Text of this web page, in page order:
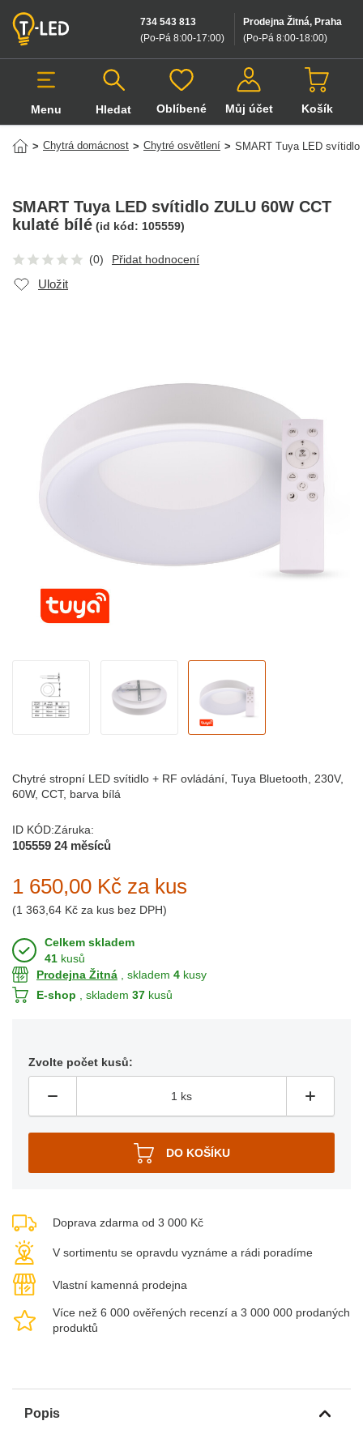
Prodejna Žitná, Praha
(Po-Pá 8:00-18:00)
734 543 813
(Po-Pá 8:00-17:00)
Menu Hledat
Hledat v produktech
Oblíbené Můj účet Košík
> Chytrá domácnost > Chytré osvětlení > SMART Tuya LED
SMART Tuya LED svítidlo ZULU 60W CCT
kulaté bílé (id kód: 105559)
(0) Přidat hodnocení
Uložit
Chytré stropní LED svítidlo + RF ovládání, Tuya Bluetooth, 230V,
60W, CCT, barva bílá
ID KÓD:
105559
Záruka:
24 měsíců
1 650,00 Kč za kus
(1 363,64 Kč za kus bez DPH)
Celkem skladem
41 kusů
Prodejna Žitná , skladem 4 kusy
E-shop , skladem 37 kusů
Zvolte počet kusů:
Doprava zdarma od 3 000 Kč
V sortimentu se opravdu vyznáme a rádi poradíme
Vlastní kamenná prodejna
Více než 6 000 ověřených recenzí a 3 000 000 prodaných
produktů
Popis